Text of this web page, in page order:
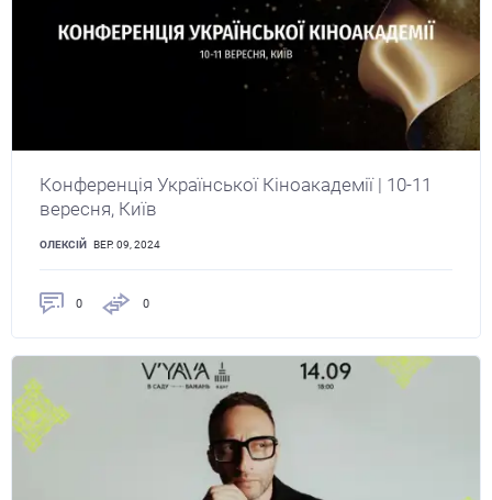
Конференція Української Кіноакадемії | 10-11
вересня, Київ
ОЛЕКСІЙ ВЕР. 09, 2024
0 0